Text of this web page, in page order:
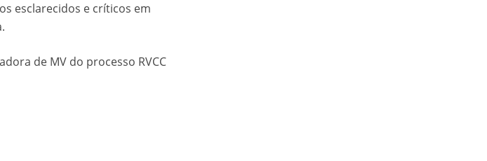
esclarecidos e críticos em
de MV do processo RVCC